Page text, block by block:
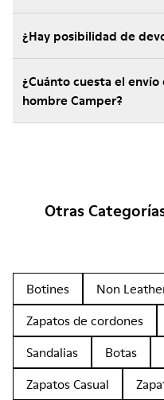
¿Hay posibilidad de
¿Cuánto cuesta el
hombre Camper?
Otras
Botines Non
Zapatos de cordones
Sandalias
Botas
Zapatos Casual